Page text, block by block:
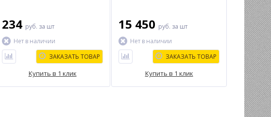
234 руб. за шт
Нет в наличии
ЗАКАЗАТЬ ТОВАР
Купить в 1 клик
15 450 руб. за шт
Нет в наличии
ЗАКАЗАТЬ ТОВАР
Купить в 1 клик